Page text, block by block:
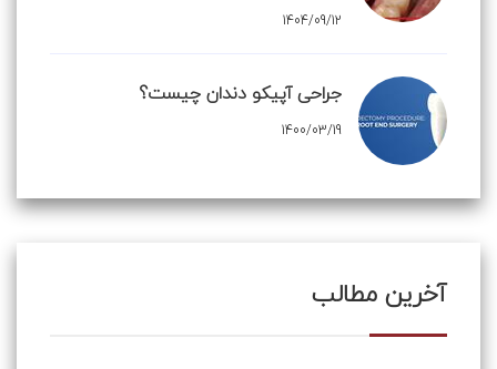
1404/09/12
جراحی آپیکو دندان چیست؟
1400/03/19
آخرین مطالب